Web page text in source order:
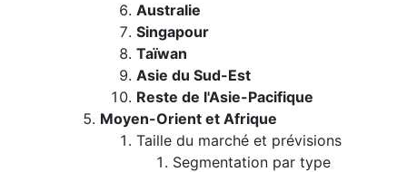
Australie
Singapour
Taïwan
Asie du Sud-Est
Reste de l'Asie-Pacifique
Moyen-Orient et Afrique
Taille du marché et prévisions
Segmentation par type